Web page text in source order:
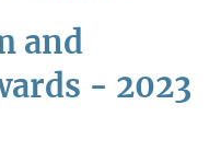
and
- 2023